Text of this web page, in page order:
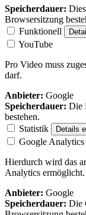
Speicherdauer:
Browsersitzung
Funktionell
YouTube
Pro Video muss
darf.
Anbieter: Google
Speicherdauer: Die
bestehen.
Statistik
Details
Google Analytics
Hierdurch wird das
Analytics ermöglicht.
Anbieter: Google
Speicherdauer: Die